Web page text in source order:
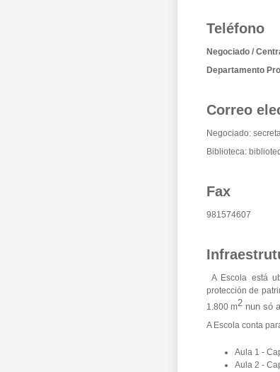
Teléfono
Negociado /
Departamento
Correo
Negociado:
Biblioteca:
Fax
981574607
A Escola está
protección de
1.800 m2 nun só
A Escola conta
Aula 1 -
Aula 2 -